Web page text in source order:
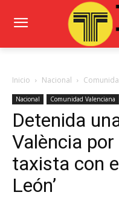
Inicio Nacional
Nacional Comunidad Valenciana
Detenida
València
taxista con
León’